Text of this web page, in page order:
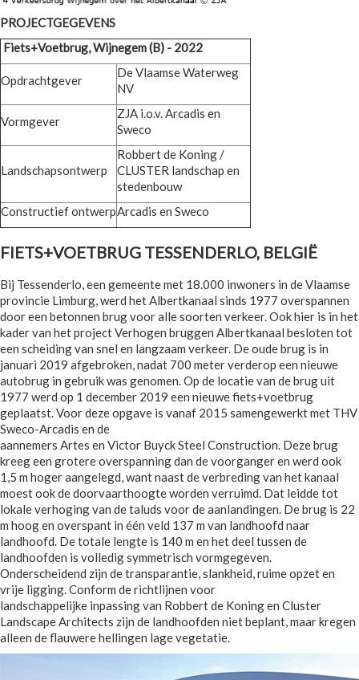
PROJECTGEGEVENS
Fiets+Voetbrug, Wijnegem (B) - 2022
Opdrachtgever
De Vlaamse Waterweg
NV
Vormgever
ZJA i.o.v. Arcadis en
Sweco
Landschapsontwerp
Robbert de Koning /
CLUSTER landschap en
stedenbouw
Constructief ontwerpArcadis en Sweco
FIETS+VOETBRUG TESSENDERLO, BELGIË
Bij Tessenderlo, een gemeente met 18.000 inwoners in de Vlaamse
provincie Limburg, werd het Albertkanaal sinds 1977 overspannen
door een betonnen brug voor alle soorten verkeer. Ook hier is in het
kader van het project Verhogen bruggen Albertkanaal besloten tot
een scheiding van snel en langzaam verkeer. De oude brug is in
januari 2019 afgebroken, nadat 700 meter verderop een nieuwe
autobrug in gebruik was genomen. Op de locatie van de brug uit
1977 werd op 1 december 2019 een nieuwe fiets+voetbrug
geplaatst. Voor deze opgave is vanaf 2015 samengewerkt met THV
Sweco-Arcadis en de
aannemers Artes en Victor Buyck Steel Construction. Deze brug
kreeg een grotere overspanning dan de voorganger en werd ook
1,5 m hoger aangelegd, want naast de verbreding van het kanaal
moest ook de doorvaarthoogte worden verruimd. Dat leidde tot
lokale verhoging van de taluds voor de aanlandingen. De brug is 22
m hoog en overspant in één veld 137 m van landhoofd naar
landhoofd. De totale lengte is 140 m en het deel tussen de
landhoofden is volledig symmetrisch vormgegeven.
Onderscheidend zijn de transparantie, slankheid, ruime opzet en
vrije ligging. Conform de richtlijnen voor
landschappelijke inpassing van Robbert de Koning en Cluster
Landscape Architects zijn de landhoofden niet beplant, maar kregen
alleen de flauwere hellingen lage vegetatie.